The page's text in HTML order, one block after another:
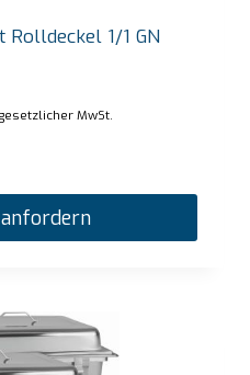
Rolldeckel 1/1 GN
MwSt.